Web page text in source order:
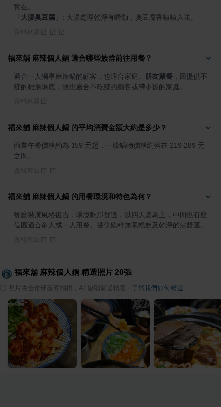
大腸臭豆腐 : 大腸處理乾淨有嚼勁，臭豆腐香噴噴入味。
福來舖 麻辣個人鍋 適合哪些族群前往用餐？
適合一人獨享麻辣鍋的顧客，也適合家庭、 朋友聚餐 ，因提供不
辣的雞湯湯底，故也適合不吃辣的顧客或帶小孩的家庭。
福來舖 麻辣個人鍋 的平均消費金額大約是多少？
商業午餐價格約為 159 元起，一般鍋物價格約落在 219-289 元
之間。
福來舖 麻辣個人鍋 的用餐環境和特色為何？
餐廳裝潢風格復古，環境乾淨舒適，以四人桌為主，中間也有座
位區適合多人或一人用餐。提供飲料無限暢飲及乾淨的沾醬區。
福來舖 麻辣個人鍋 精選照片 20張
照片由合作部落客拍攝，AI 協助篩選精選 了解我們如何精選